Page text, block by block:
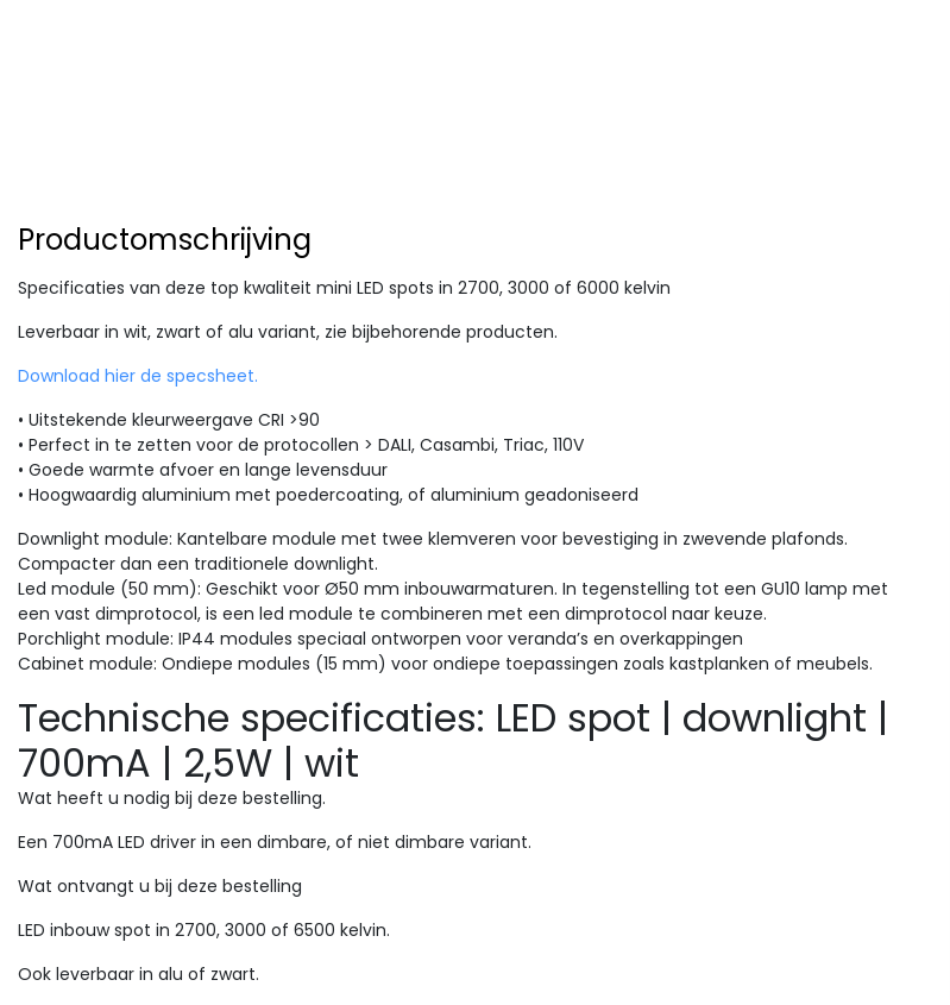
Productomschrijving
Specificaties van deze top kwaliteit mini LED spots in 2700, 3000 of 6000 kelvin
Leverbaar in wit, zwart of alu variant, zie bijbehorende producten.
Download hier de specsheet.
• Uitstekende kleurweergave CRI >90
• Perfect in te zetten voor de protocollen > DALI, Casambi, Triac, 110V
• Goede warmte afvoer en lange levensduur
• Hoogwaardig aluminium met poedercoating, of aluminium geadoniseerd
Downlight module: Kantelbare module met twee klemveren voor bevestiging in zwevende plafonds.
Compacter dan een traditionele downlight.
Led module (50 mm): Geschikt voor Ø50 mm inbouwarmaturen. In tegenstelling tot een GU10 lamp met
een vast dimprotocol, is een led module te combineren met een dimprotocol naar keuze.
Porchlight module: IP44 modules speciaal ontworpen voor veranda’s en overkappingen
Cabinet module: Ondiepe modules (15 mm) voor ondiepe toepassingen zoals kastplanken of meubels.
Technische specificaties: LED spot | downlight |
700mA | 2,5W | wit
Wat heeft u nodig bij deze bestelling.
Een 700mA LED driver in een dimbare, of niet dimbare variant.
Wat ontvangt u bij deze bestelling
LED inbouw spot in 2700, 3000 of 6500 kelvin.
Ook leverbaar in alu of zwart.